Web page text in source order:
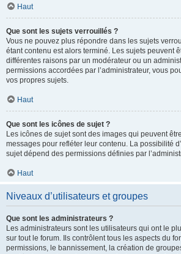
Haut
Que sont les sujets verrouillés ?
Vous ne pouvez plus répondre dans les sujets
étant contenu est alors terminé. Les sujets peuvent
différentes raisons par un modérateur ou un
permissions accordées par l’administrateur, vous
vos propres sujets.
Haut
Que sont les icônes de sujet ?
Les icônes de sujet sont des images qui peuvent
messages pour refléter leur contenu. La possibilité
sujet dépend des permissions définies par
Haut
Niveaux d’utilisateurs et groupes
Que sont les administrateurs ?
Les administrateurs sont les utilisateurs qui ont le
sur tout le forum. Ils contrôlent tous les aspects du
permissions, le bannissement, la création de